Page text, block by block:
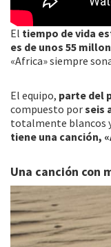
El tiempo de vida
es de unos 55
«Africa» siempre
El equipo, parte del
compuesto porseis
totalmente blancos
tiene una canción,
Una canción con